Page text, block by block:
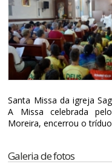
Santa Missa da igreja
A Missa celebrada
Moreira, encerrou o
Galeria de fotos